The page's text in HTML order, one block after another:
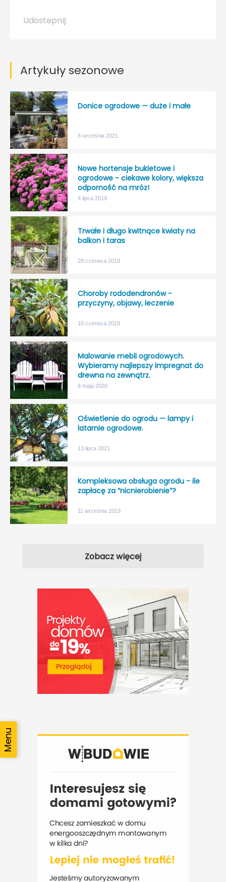
Udostepnij:
Artykuły sezonowe
Donice ogrodowe — duże i małe
8 września 2021
Nowe hortensje bukietowe i
ogrodowe - ciekawe kolory, większa
odporność na mróz!
4 lipca 2019
Trwałe i długo kwitnące kwiaty na
balkon i taras
28 czerwca 2019
Choroby rododendronów -
przyczyny, objawy, leczenie
10 czerwca 2019
Malowanie mebli ogrodowych.
Wybieramy najlepszy impregnat do
drewna na zewnątrz.
8 maja 2020
Oświetlenie do ogrodu — lampy i
latarnie ogrodowe.
13 lipca 2021
Kompleksowa obsługa ogrodu - ile
zapłacę za “nicnierobienie”?
11 września 2019
Zobacz więcej